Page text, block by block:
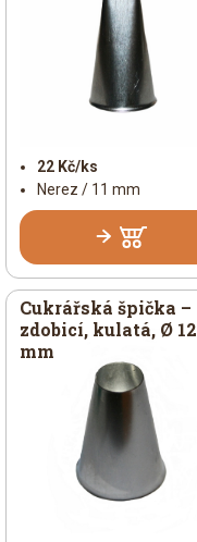
22 Kč/ks
Nerez / 11 mm
Cukrářská špička –
zdobicí, kulatá, Ø 12
mm